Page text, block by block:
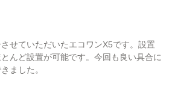
せていただいたエコワンX5です。設置
んど設置が可能です。今回も良い具合に
ました。